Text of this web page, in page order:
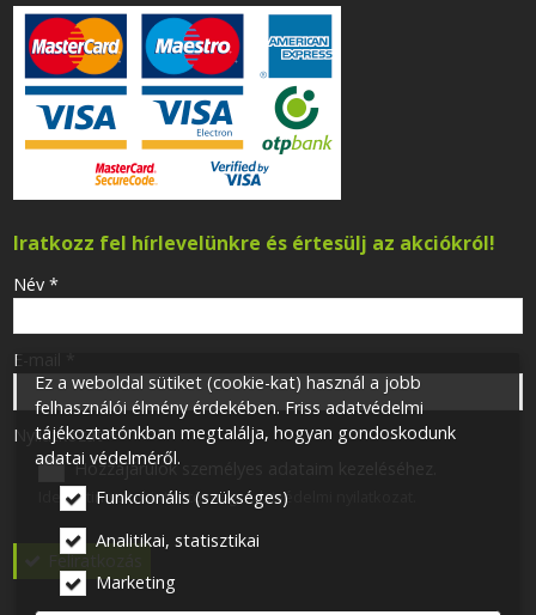
Iratkozz fel hírlevelünkre és értesülj az akciókról!
-
-
-
Név *
E-mail
Nyilatkozat*
Hozzájárulok személyes adataim kezeléséhez.
Ide kattintva tekinthető meg:Adatvédelmi nyilatkozat
Feliratkozás
Ez a weboldal sütiket (cookie-kat) használ a jobb
felhasználói élmény érdekében. Friss adatvédelmi
tájékoztatónkban megtalálja, hogyan gondoskodunk
adatai védelméről.
Funkcionális (szükséges)
Analitikai, statisztikai
Marketing